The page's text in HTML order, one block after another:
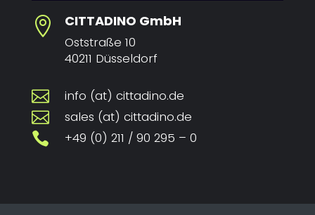
 CITTADINO GmbH
Oststraße 10
40211 Düsseldorf
 info (at) cittadino.de
 sales (at) cittadino.de
 +49 (0) 211 / 90 295 – 0